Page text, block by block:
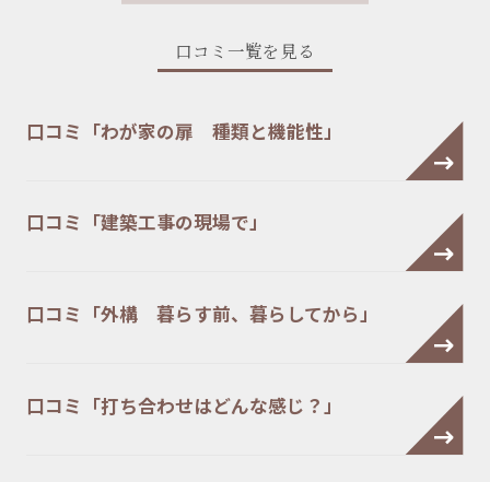
口コミ一覧を見る
口コミ「わが家の扉 種類と機能性」
口コミ「建築工事の現場で」
口コミ「外構 暮らす前、暮らしてから」
口コミ「打ち合わせはどんな感じ？」